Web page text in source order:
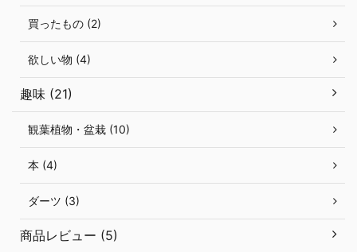
買ったもの (2)
欲しい物 (4)
趣味 (21)
観葉植物・盆栽 (10)
本 (4)
ダーツ (3)
商品レビュー (5)